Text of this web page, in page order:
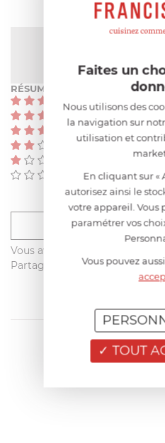
RÉSUMÉ
(0)
(0)
Déposer un
Vous avez acheté ce produit
Partagez votre avis avec les
Faites un
Nous utilisons des
la navigation sur
utilisation et
En cliquant sur «
autorisez ainsi le
votre appareil. Vous
paramétrer vos
Vous pouvez
TOUT